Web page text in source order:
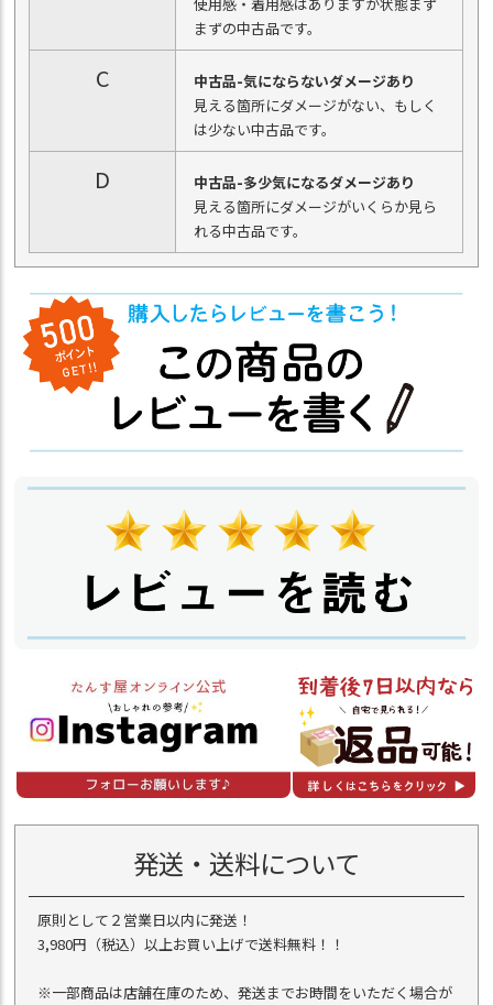
まずの中古品です。
C
中古品-気にならないダメージあり
見える箇所にダメージがない、もしく
は少ない中古品です。
D
中古品-多少気になるダメージあり
見える箇所にダメージがいくらか見ら
れる中古品です。
発送・送料について
原則として２営業日以内に発送！
3,980円（税込）以上お買い上げで送料無料！！
※一部商品は店舗在庫のため、発送までお時間をいただく場合が